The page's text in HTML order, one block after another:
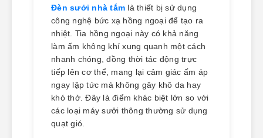
Đèn sưởi nhà tắm là thiết bị sử dụng
công nghệ bức xạ hồng ngoại để tạo ra
nhiệt. Tia hồng ngoại này có khả năng
làm ấm không khí xung quanh một cách
nhanh chóng, đồng thời tác động trực
tiếp lên cơ thể, mang lại cảm giác ấm áp
ngay lập tức mà không gây khô da hay
khó thở. Đây là điểm khác biệt lớn so với
các loại máy sưởi thông thường sử dụng
quạt gió.